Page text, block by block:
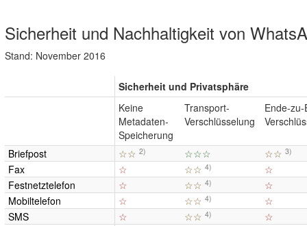
Sicherheit und Nachhaltigkeit von
Stand: November 2016
Sicherheit und Privatsphäre
Keine
Metadaten-
Speicherung
Transport-
Verschlüsselung
Ende-
Briefpost ☆☆ 2) ☆☆☆ ☆☆ 3)
Fax ☆ ☆☆ 4)
☆
Festnetztelefon
☆ ☆☆ 4)
☆
Mobiltelefon
☆ ☆☆ 4)
☆
SMS
☆ ☆☆ 4) ☆